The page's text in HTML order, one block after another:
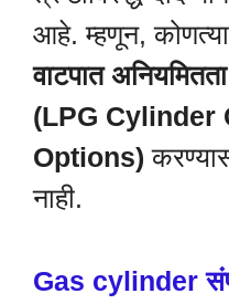
आहे. म्हणून,
वाटपात
(LPG Cylinder
Options)
नाही.
Gas cylinder